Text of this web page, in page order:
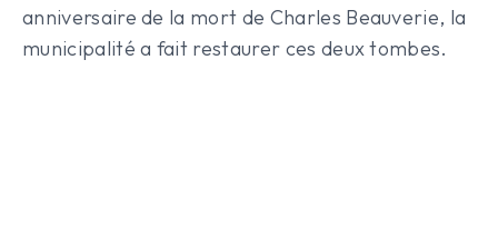
anniversaire de la mort de Charles Beauverie, la
municipalité a fait restaurer ces deux tombes.